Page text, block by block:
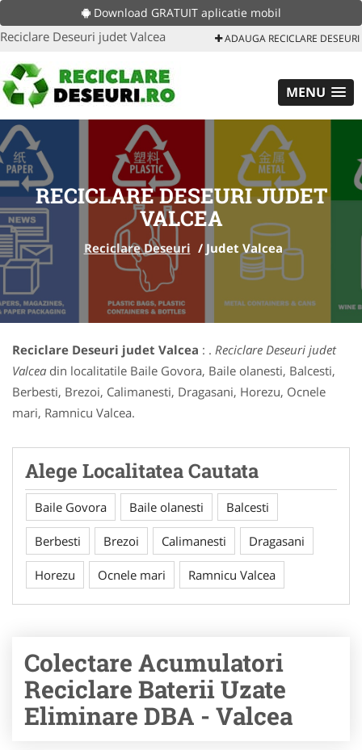
Download GRATUIT aplicatie mobil
Reciclare Deseuri judet Valcea ADAUGA RECICLARE DESEURI
MENU
RECICLARE DESEURI JUDET
VALCEA
Reciclare Deseuri / Judet Valcea
Reciclare Deseuri judet Valcea : . Reciclare Deseuri judet
Valcea din localitatile Baile Govora, Baile olanesti, Balcesti,
Berbesti, Brezoi, Calimanesti, Dragasani, Horezu, Ocnele
mari, Ramnicu Valcea.
Alege Localitatea Cautata
Baile Govora Baile olanesti Balcesti
Berbesti Brezoi Calimanesti Dragasani
Horezu Ocnele mari Ramnicu Valcea
Colectare Acumulatori
Reciclare Baterii Uzate
Eliminare DBA - Valcea